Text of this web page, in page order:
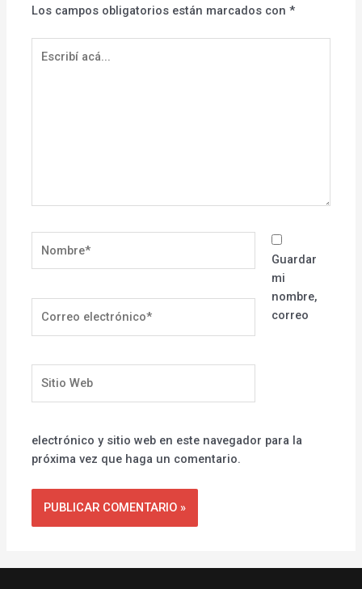
Los campos obligatorios están marcados con*
acá...
electrónico*
Web
Guardar
mi
nombre,
correo
electrónico y sitio web en este navegador para la
próxima vez que haga un comentario.